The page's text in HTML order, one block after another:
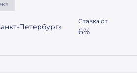
Петербург»
Ставка от
6%